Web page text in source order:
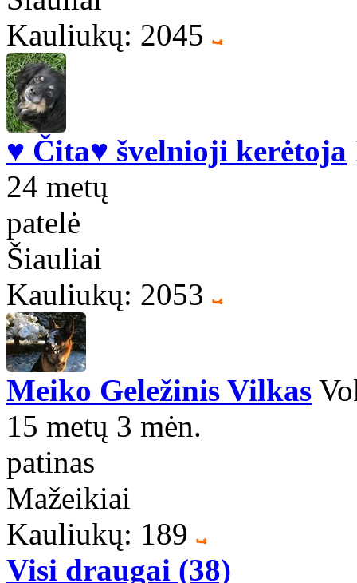
Kauliukų: 2045
♥ Čita♥ švelnioji kerėtoja
24 metų
patelė
Šiauliai
Kauliukų: 2053
Meiko Geležinis Vilkas
15 metų 3 mėn.
patinas
Mažeikiai
Kauliukų: 189
Visi draugai (38)